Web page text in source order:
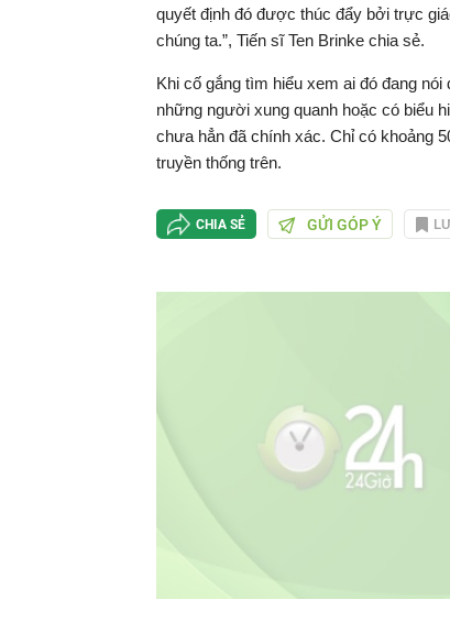
quyết định đó được thúc đẩy bởi trực
chúng ta.”, Tiến sĩ Ten Brinke chia sẻ.
Khi cố gắng tìm hiểu xem ai đó đang
những người xung quanh hoặc có biểu
chưa hẳn đã chính xác. Chỉ có khoảng
truyền thống trên.
CHIA SẺ GỬI GÓP Ý